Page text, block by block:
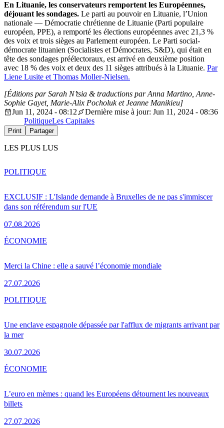
En Lituanie, les conservateurs remportent les Européennes,
déjouant les sondages. Le parti au pouvoir en Lituanie, l’Union
nationale — Démocratie chrétienne de Lituanie (Parti populaire
européen, PPE), a remporté les élections européennes avec 21,3 %
des voix et trois sièges au Parlement européen. Le Parti social-
démocrate lituanien (Socialistes et Démocrates, S&D), qui était en
tête des sondages préélectoraux, est arrivé en deuxième position
avec 18 % des voix et deux des 11 sièges attribués à la Lituanie. Par
Liene Lusite et Thomas Moller-Nielsen.
[Éditions par Sarah N’tsia & traductions par Anna Martino, Anne-
Sophie Gayet, Marie-Alix Pocholuk et Jeanne Manikieu]
Jun 11, 2024 - 08:12
Dernière mise à jour: Jun 11, 2024 - 08:36
PolitiqueLes Capitales
Print Partager
LES PLUS LUS
EXCLUSIF : L'Islande demande à Bruxelles de ne pas s'immiscer
dans son référendum sur l'UE
07.08.2026
POLITIQUE
Merci la Chine : elle a sauvé l’économie mondiale
27.07.2026
ÉCONOMIE
Une enclave espagnole dépassée par l'afflux de migrants arrivant par
la mer
30.07.2026
POLITIQUE
L’euro en mèmes : quand les Européens détournent les nouveaux
billets
27.07.2026
ÉCONOMIE